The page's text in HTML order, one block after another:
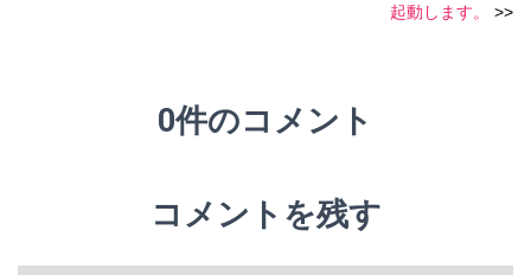
起動します。 >>
0件のコメント
コメントを残す